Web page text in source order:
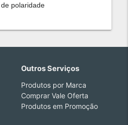
polaridade
Outros Serviços
Produtos por Marca
Comprar Vale Oferta
Produtos em Promoção